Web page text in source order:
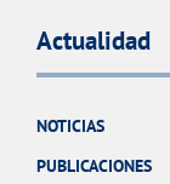
Actualidad
NOTICIAS
PUBLICACIONES